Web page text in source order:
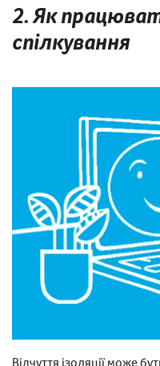
2. Як
спілкування
Відчуття ізоляції може